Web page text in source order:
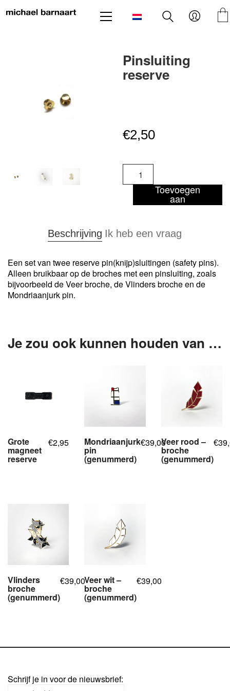
Pinsluiting
reserve
€2,50
reserve
aantal
Toevoegen
aan
winkelwagen
Beschrijving Ik heb een vraag
Een set van twee reserve pin(knijp)sluitingen (safety pins).
Alleen bruikbaar op de broches met een pinsluiting, zoals
bijvoorbeeld de Veer broche, de Vlinders broche en de
Mondriaanjurk pin.
Je zou ook kunnen houden van …
Grote
magneet
reserve
€2,95 Mondriaanjurk
pin
(genummerd)
€39,00Veer rood –
broche
(genummerd)
€
Vlinders
broche
(genummerd)
€39,00Veer wit –
broche
(genummerd)
€39,00
Schrijf je in voor de nieuwsbrief: